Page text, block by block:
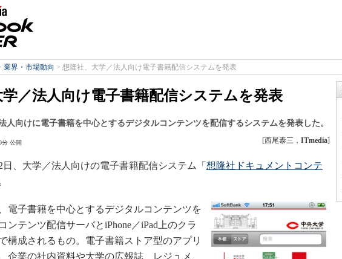
業界・市場動向 > 想隆社、大学／法人向け電子書籍配信システムを発表
／法人向け電子書籍配信システムを発表
人向けに電子書籍を中心とするデジタルコンテンツを配信するシステムを発表した。
分 公開 [西尾泰三， ITmedia]
、大学／法人向けの電子書籍配信システム「 想隆社ドキュメントコンテ
電子書籍を中心とするデジタルコンテンツを
ンテンツ配信サーバとiPhone／iPad上のクラ
構成されるもの。電子書籍ストア型のアプリ
企業の社内資料や大学の広報誌、レジュメ、